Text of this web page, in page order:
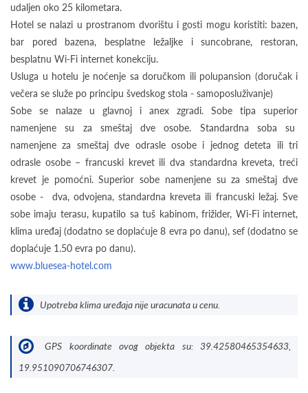
udaljen oko 25 kilometara.
Hotel se nalazi u prostranom dvorištu i gosti mogu koristiti: bazen,
bar pored bazena, besplatne ležaljke i suncobrane, restoran,
besplatnu Wi-Fi internet konekciju.
Usluga u hotelu je noćenje sa doručkom ili polupansion (doručak i
večera se služe po principu švedskog stola - samoposluživanje)
Sobe se nalaze u glavnoj i anex zgradi. Sobe tipa superior
namenjene su za smeštaj dve osobe. Standardna soba su
namenjene za smeštaj dve odrasle osobe i jednog deteta ili tri
odrasle osobe – francuski krevet ili dva standardna kreveta, treći
krevet je pomoćni. Superior sobe namenjene su za smeštaj dve
osobe - dva, odvojena, standardna kreveta ili francuski ležaj. Sve
sobe imaju terasu, kupatilo sa tuš kabinom, frižider, Wi-Fi internet,
klima uređaj (dodatno se doplaćuje 8 evra po danu), sef (dodatno se
doplaćuje 1.50 evra po danu).
www.bluesea-hotel.com
Upotreba klima uređaja nije uracunata u cenu.
GPS koordinate ovog objekta su: 39.42580465354633,
19.951090706746307.